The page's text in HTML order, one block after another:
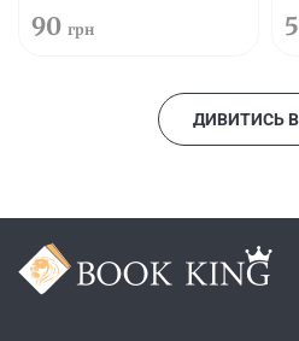
завдання,
головоломки
90 грн
ДИВИТИСЬ